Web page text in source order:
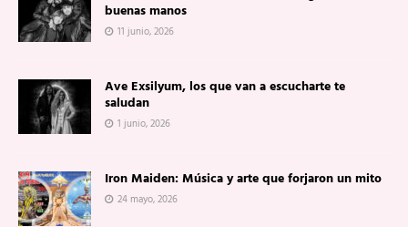
buenas manos
11 junio, 2026
Ave Exsilyum, los que van a escucharte te
saludan
1 junio, 2026
Iron Maiden: Música y arte que forjaron un mito
24 mayo, 2026